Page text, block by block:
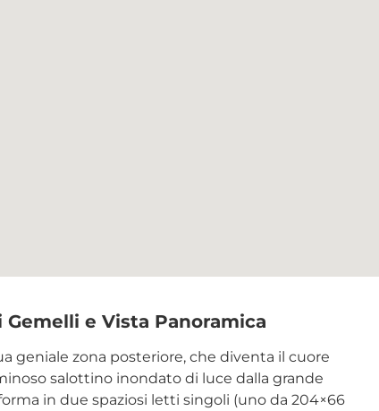
e Vista Panoramica
geniale zona posteriore, che diventa il cuore
salottino inondato di luce dalla grande
in due spaziosi letti singoli (uno da 204×66